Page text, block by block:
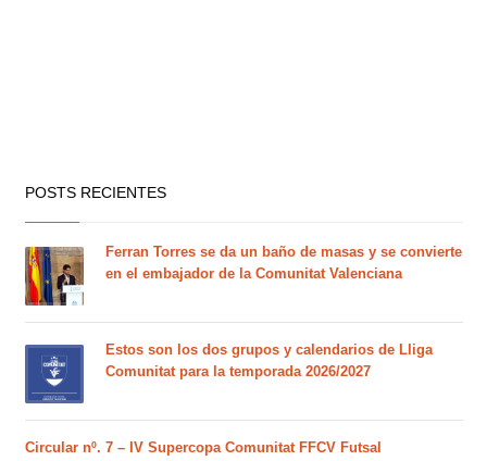
POSTS RECIENTES
Ferran Torres se da un baño de masas y se convierte
en el embajador de la Comunitat Valenciana
Estos son los dos grupos y calendarios de Lliga
Comunitat para la temporada 2026/2027
Circular nº. 7 – IV Supercopa Comunitat FFCV Futsal